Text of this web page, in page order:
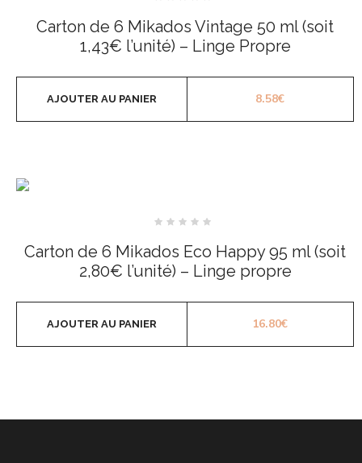
sur
5
Carton de 6 Mikados Vintage 50 ml (soit
1,43€ l’unité) – Linge Propre
8.58€
AJOUTER AU PANIER
sur
5
Carton de 6 Mikados Eco Happy 95 ml (soit
2,80€ l’unité) – Linge propre
16.80€
AJOUTER AU PANIER